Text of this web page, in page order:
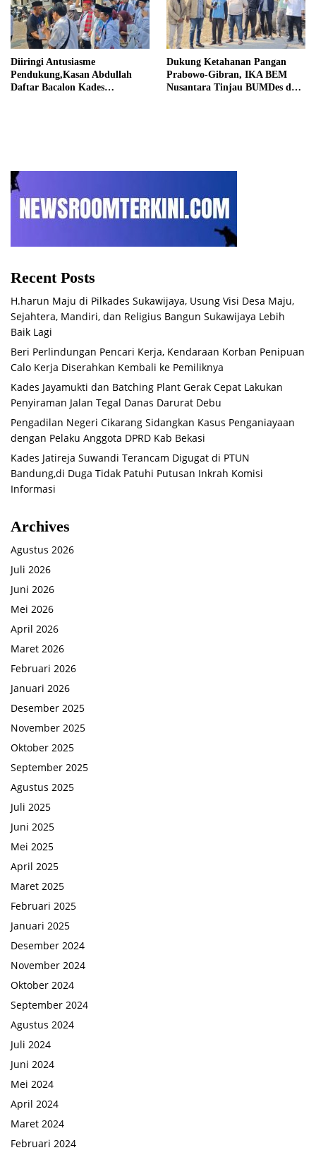
Diiringi Antusiasme
Pendukung,Kasan Abdullah
Daftar Bacalon Kades
Dukung Ketahanan Pangan
Prabowo-Gibran, IKA BEM
Nusantara Tinjau BUMDes dan
Recent Posts
H.harun Maju di Pilkades Sukawijaya, Usung Visi Desa Maju,
Sejahtera, Mandiri, dan Religius Bangun Sukawijaya Lebih
Baik Lagi
Beri Perlindungan Pencari Kerja, Kendaraan Korban Penipuan
Calo Kerja Diserahkan Kembali ke Pemiliknya
Kades Jayamukti dan Batching Plant Gerak Cepat Lakukan
Penyiraman Jalan Tegal Danas Darurat Debu
Pengadilan Negeri Cikarang Sidangkan Kasus Penganiayaan
dengan Pelaku Anggota DPRD Kab Bekasi
Kades Jatireja Suwandi Terancam Digugat di PTUN
Bandung,di Duga Tidak Patuhi Putusan Inkrah Komisi
Informasi
Archives
Agustus 2026
Juli 2026
Juni 2026
Mei 2026
April 2026
Maret 2026
Februari 2026
Januari 2026
Desember 2025
November 2025
Oktober 2025
September 2025
Agustus 2025
Juli 2025
Juni 2025
Mei 2025
April 2025
Maret 2025
Februari 2025
Januari 2025
Desember 2024
November 2024
Oktober 2024
September 2024
Agustus 2024
Juli 2024
Juni 2024
Mei 2024
April 2024
Maret 2024
Februari 2024